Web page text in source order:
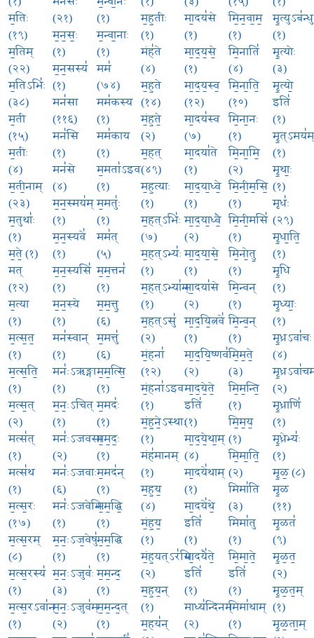
म॒तिः
(१९)
म॒तिम्
(२२)
म॒तिऽभिः॑
(३८)
म॒ती
(१५)
म॒तीः
(४)
म॒ती॒नाम्
(२३)
म॒तुथाः॑
(१)
म॒ते॒ (१)
मत्
(१२)
म॒त्या
(१)
म॒त्स॒त॒
(१)
म॒त्स॒ति॒
(१)
म॒त्स॒त्
(२)
मत्स॑त्
(१)
मत्स॑थ
(१)
म॒त्स॒रः
(१७)
म॒त्स॒रम्
(८)
म॒त्स॒रस्य॑
(१)
म॒त्स॒रऽवा॑न्
(१)
(२१)
म॒न॒सः॒
(१)
म॒न॒सस्य॑
(१)
मन॑सा
(११६)
मन॑सि
(१)
मन॑से
(४)
म॒न॒स्मय॑म्
(१)
म॒न॒स्यवे॑
(१)
म॒न॒स्यसि॑
(१)
म॒न॒स्ये
(१)
मन॑स्वान्
(१)
मनः॑ऽऋङ्गा
(१)
म॒नः॒ऽचित्
(१)
मनः॑ऽजवसा
(२)
मनः॑ऽजवाः
(६)
मनः॑ऽजवेभिः
(१)
म॒नः॒ऽज॒वेषु॑
(१)
म॒नः॒ऽजुवः॑
(३)
म॒नः॒ऽजुव॑म्
(२)
(१)
म॒न्वा॒नाः
(१)
मम॑
(७४)
मम॑कस्य
(१)
मम॑काय
(१)
म॒मता॑ऽइव
(१)
म॒मतुः॑
(१)
मम॑त्
(५)
म॒म॒त्तन॑
(१)
म॒म॒त्तु॒
(६)
म॒मत्तु॑
(६)
म॒म॒त्सि॒
(१)
म॒मदः॑
(१)
म॒म॒दः॒
(१)
म॒मद॑न्
(१)
म॒म॒द्धि॒
(१)
म॒म॒द्धि
(१)
म॒म॒न्द॒
(१)
म॒म॒न्द॒त्
(१)
म॒ह॒तीः
(१)
मंह॑ते
(४)
म॒ह॒ते
(१४)
मं॒ह॒ते॒
(२)
म॒हत्
(४९)
म॒ह॒त्याः
(१)
म॒हत्ऽभिः॑
(७)
म॒हत्ऽभ्यः॑
(१)
म॒हत्ऽभ्या॑म्
(१)
म॒हत्ऽसु॑
(२)
मं॒हना॑
(१२)
मं॒हना॑ऽइव
(१)
मं॒ह॒ने॒ऽस्थाः
(१)
मंह॑मानम्
(१)
म॒ह॒य॒
(४)
मं॒ह॒य॒
(१)
मं॒ह॒यत्ऽर॑यिः
(२)
म॒ह॒य॒न्
(१)
म॒हय॑न्
मा॒दय॑से
(१)
मा॒द॒य॒से॒
(१)
मा॒द॒य॒स्व॒
(१२)
मा॒दय॑स्व
(७)
मा॒दया॑ते
(१)
मा॒द॒या॒ध्वे॒
(१)
मा॒द॒या॒ध्वै॒
(२)
मा॒द॒या॒से॒
(१)
मा॒दया॑से
(२)
मा॒द॒यि॒त्नवे॑
(१)
मा॒द॒यि॒ष्णवः॑
(२)
मा॒द॒ये॒ते॒
इति॑
(१)
मा॒द॒ये॒था॒म्
(४)
मा॒दये॑थाम्
(१)
मा॒दये॑थे॒
इति॑
(१)
मा॒दयै॑ते॒
इति॑
(१)
माध्य॑न्दिनम्
(२)
मि॒न॒वा॒म॒
(१)
मि॒नाति॑
(४)
मि॒ना॒ति॒
(१०)
मि॒ना॒नः
(१)
मि॒ना॒मि॒
(२)
मि॒नी॒म॒सि॒
(१)
मि॒नी॒मसि॑
(१)
मि॒नो॒तु॒
(१)
मि॒न्वन्
(१)
मि॒न्व॒न्
(१)
मि॒म॒ते॒
(३)
मि॒म॒न्ति॒
(१)
मि॒म॒य॒
(१)
मि॒मा॒ति॒
(२)
मिमा॑ति
(३)
मिमा॑तु
(१)
मि॒मा॒ते॒
इति॑
(१)
मिमा॑थाम्
(१)
(१)
मृ॒त्योः
(३)
मृ॒त्यो॒
इति॑
(१)
मृ॒त्ऽमय॑म्
(१)
मृ॒थाः॒
(१)
मृधः॑
(२९)
मृ॒धा॒ति॒
(१)
मृ॒धि
(१)
मृ॒ध्याः॒
(१)
मृ॒ध्रऽवा॑चः
(४)
(२)
मृ॒ध्राणि॑
(१)
मृ॒ध्रेभ्यः॑
(१)
मृ॒ळ॒ (८)
मृ॒ळ
(११)
मृ॒ळत॑
(९)
मृ॒ळ॒त॒
(२)
मृ॒ळ॒त॒म्
(१)
मृ॒ळ॒ता॒म्